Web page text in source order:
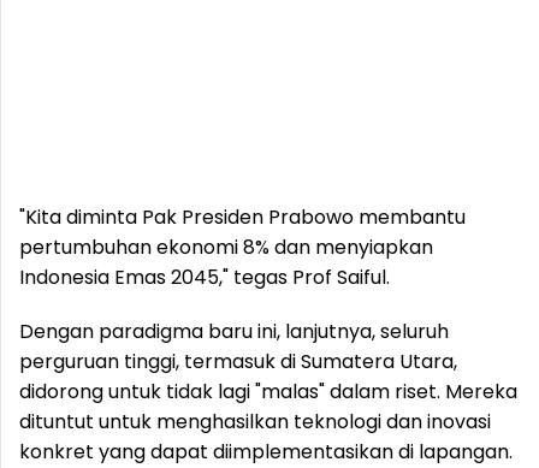
"Kita diminta Pak Presiden Prabowo membantu
pertumbuhan ekonomi 8% dan menyiapkan
Indonesia Emas 2045," tegas Prof Saiful.
Dengan paradigma baru ini, lanjutnya, seluruh
perguruan tinggi, termasuk di Sumatera Utara,
didorong untuk tidak lagi "malas" dalam riset. Mereka
dituntut untuk menghasilkan teknologi dan inovasi
konkret yang dapat diimplementasikan di lapangan.